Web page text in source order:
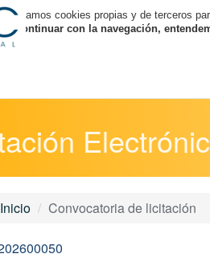
Utilizamos cookies propias y de terceros
Al continuar con la navegación,
Inicio Convocatoria de licitación